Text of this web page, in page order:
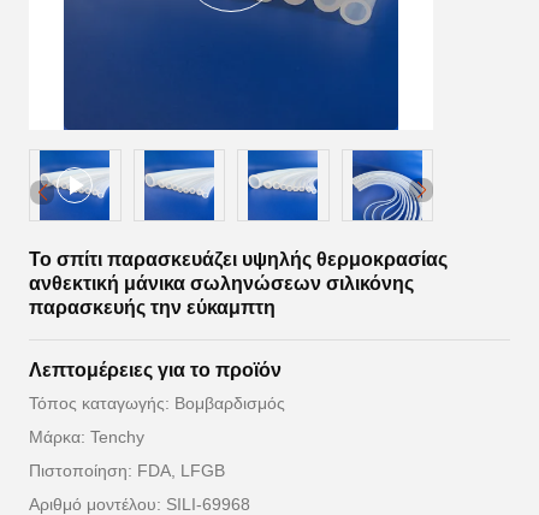
Το σπίτι παρασκευάζει υψηλής θερμοκρασίας
ανθεκτική μάνικα σωληνώσεων σιλικόνης
παρασκευής την εύκαμπτη
Λεπτομέρειες για το προϊόν
Τόπος καταγωγής: Βομβαρδισμός
Μάρκα: Tenchy
Πιστοποίηση: FDA, LFGB
Αριθμό μοντέλου: SILI-69968